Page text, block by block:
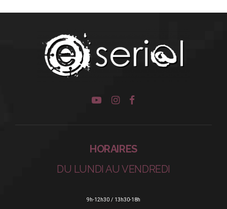
HORAIRES
DU LUNDI AU VENDREDI
9h-12h30 / 13h30-18h